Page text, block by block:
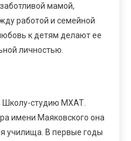
мамой,
работой и семейной
к детям делают ее
личностью.
Школу-студию МХАТ.
имени Маяковского она
училища. В первые годы